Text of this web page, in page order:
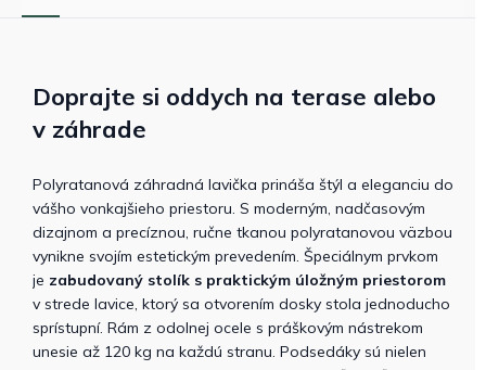
Doprajte si oddych na terase alebo
v záhrade
Polyratanová záhradná lavička prináša štýl a eleganciu do
vášho vonkajšieho priestoru. S moderným, nadčasovým
dizajnom a precíznou, ručne tkanou polyratanovou väzbou
vynikne svojím estetickým prevedením. Špeciálnym prvkom
je zabudovaný stolík s praktickým úložným priestorom
v strede lavice, ktorý sa otvorením dosky stola jednoducho
sprístupní. Rám z odolnej ocele s práškovým nástrekom
unesie až 120 kg na každú stranu. Podsedáky sú nielen